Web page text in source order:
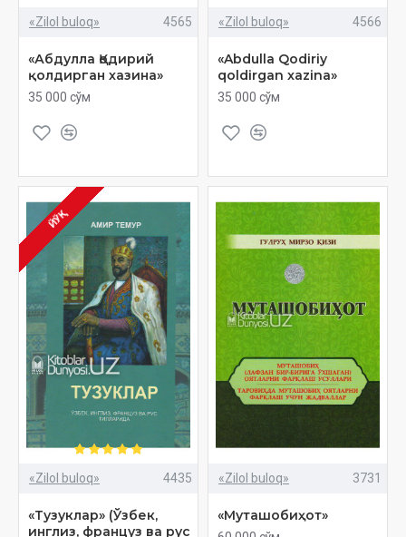
«Zilol buloq» 4565
«Абдулла Қодирий
қолдирган хазина»
35 000 сўм
«Zilol buloq» 4566
«Abdulla Qodiriy
qoldirgan xazina»
35 000 сўм
ЙЎҚ
«Zilol buloq» 4435
«Тузуклар» (Ўзбек,
инглиз, француз ва рус
«Zilol buloq» 3731
«Муташобиҳот»